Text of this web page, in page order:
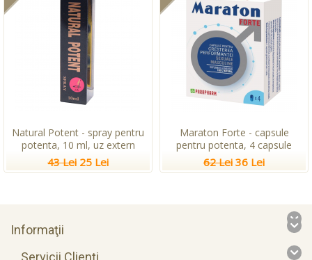
Natural Potent - spray pentru
potenta, 10 ml, uz extern
43 Lei 25 Lei
Maraton Forte - capsule
pentru potenta, 4 capsule
62 Lei 36 Lei
Informaţii
Servicii Clienţi